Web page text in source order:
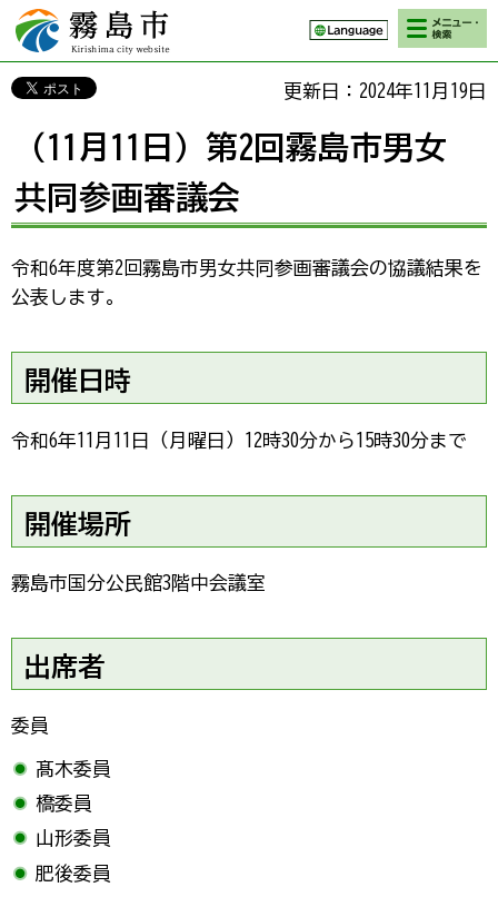
霧島市 Kirishima
city website
検索・メニ
ュー
更新日：2024年11月19日
（11月11日）第2回霧島市男女
共同参画審議会
令和6年度第2回霧島市男女共同参画審議会の協議結果を
公表します。
開催日時
令和6年11月11日（月曜日）12時30分から15時30分まで
開催場所
霧島市国分公民館3階中会議室
出席者
委員
髙木委員
橋委員
山形委員
肥後委員